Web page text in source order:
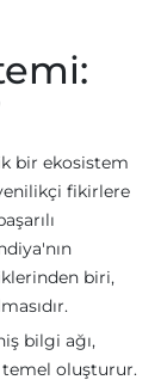
bir ekosistem
fikirlere
biri,
bilgi ağı,
temel oluşturur.